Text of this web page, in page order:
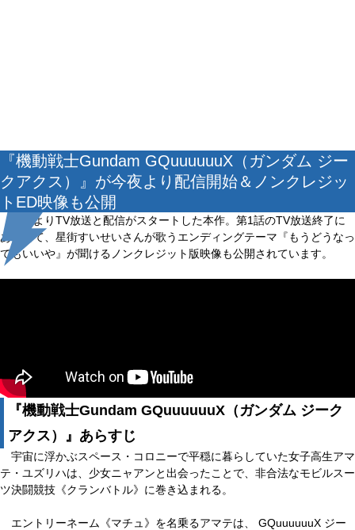
『機動戦士Gundam GQuuuuuuX（ガンダム ジー
クアクス）』が今夜より配信開始＆ノンクレジッ
トED映像も公開
本日よりTV放送と配信がスタートした本作。第1話のTV放送終了に
あわせて、星街すいせいさんが歌うエンディングテーマ『もうどうなっ
てもいいや』が聞けるノンクレジット版映像も公開されています。
『機動戦士Gundam GQuuuuuuX（ガンダム ジーク
アクス）』あらすじ
宇宙に浮かぶスペース・コロニーで平穏に暮らしていた女子高生アマ
テ・ユズリハは、少女ニャアンと出会ったことで、非合法なモビルスー
ツ決闘競技《クランバトル》に巻き込まれる。
エントリーネーム《マチュ》を名乗るアマテは、 GQuuuuuuX ジー